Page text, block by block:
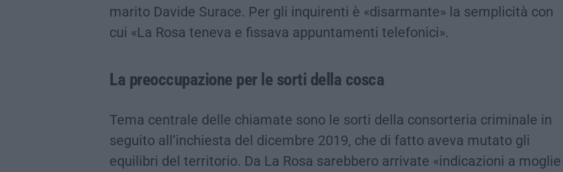
marito Davide Surace. Per gli inquirenti è «disarmante» la semplicità con
cui «La Rosa teneva e fissava appuntamenti telefonici».
La preoccupazione per le sorti della cosca
Tema centrale delle chiamate sono le sorti della consorteria criminale in
seguito all’inchiesta del dicembre 2019, che di fatto aveva mutato gli
equilibri del territorio. Da La Rosa sarebbero arrivate «indicazioni a moglie